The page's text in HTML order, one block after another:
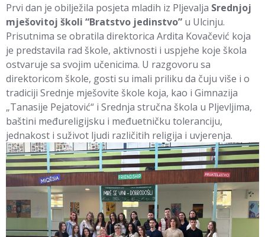
Prvi dan je obilježila posjeta mladih iz Pljevalja Srednjoj
mješovitoj školi “Bratstvo jedinstvo” u Ulcinju.
Prisutnima se obratila direktorica Ardita Kovačević koja
je predstavila rad škole, aktivnosti i uspjehe koje škola
ostvaruje sa svojim učenicima. U razgovoru sa
direktoricom škole, gosti su imali priliku da čuju više i o
tradiciji Srednje mješovite škole koja, kao i Gimnazija
„Tanasije Pejatović“ i Srednja stručna škola u Pljevljima,
baštini međureligijsku i međuetničku toleranciju,
jednakost i suživot ljudi različitih religija i uvjerenja.